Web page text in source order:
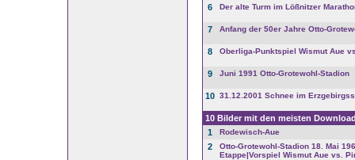
6 Der alte Turm im Lößnitzer
7 Anfang der 50er Jahre Otto-
8 Oberliga-Punktspiel Wismut Aue
9 Juni 1991 Otto-Grotewohl-Stadion
10 31.12.2001 Schnee im
10 Bilder mit den meisten
1
Rodewisch-Aue
2
Otto-Grotewohl-Stadion 18. Mai
Etappe|Vorspiel Wismut Aue vs.